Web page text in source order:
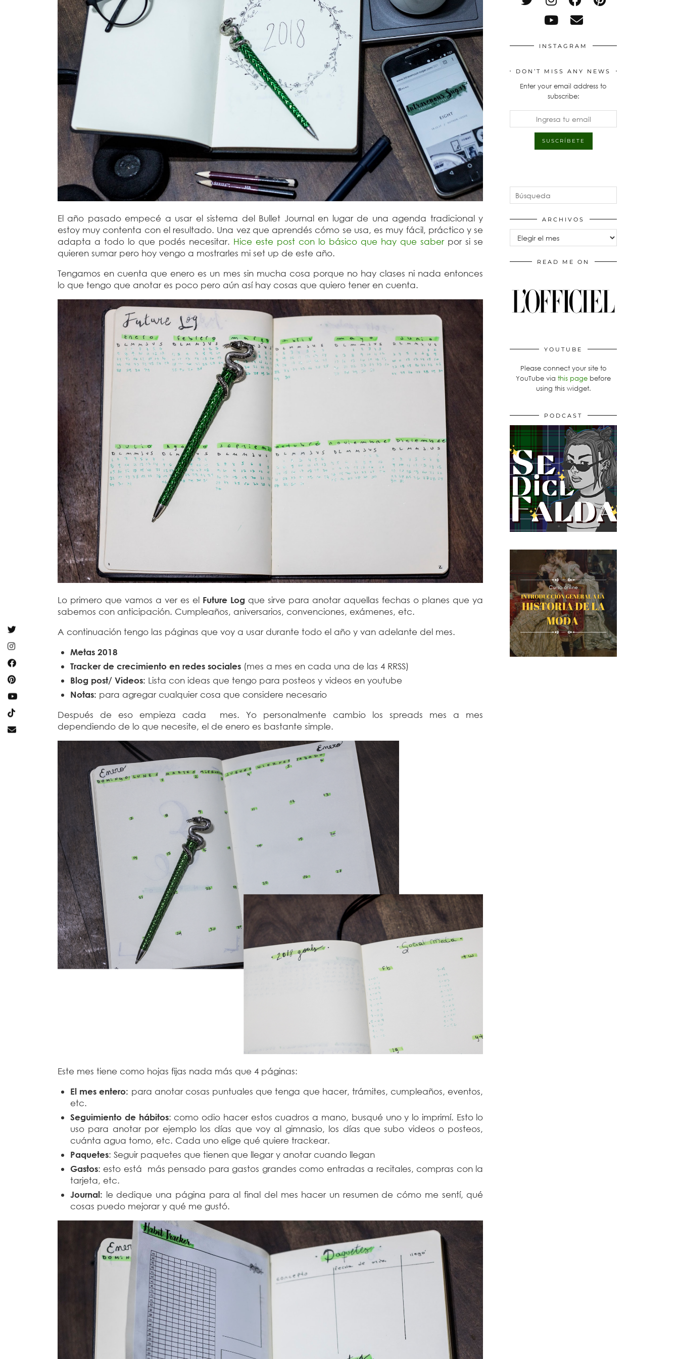
El año pasado empecé a usar el sistema del Bullet Journal en lugar de una agenda tradicional y
estoy muy contenta con el resultado. Una vez que aprendés cómo se usa, es muy fácil, práctico y se
adapta a todo lo que podés necesitar. Hice este post con lo básico que hay que saber por si se
quieren sumar pero hoy vengo a mostrarles mi set up de este año.
Tengamos en cuenta que enero es un mes sin mucha cosa porque no hay clases ni nada entonces
lo que tengo que anotar es poco pero aún así hay cosas que quiero tener en cuenta.
Lo primero que vamos a ver es el Future Log que sirve para anotar aquellas fechas o planes que ya
sabemos con anticipación. Cumpleaños, aniversarios, convenciones, exámenes, etc.
A continuación tengo las páginas que voy a usar durante todo el año y van adelante del mes.
Metas 2018
Tracker de crecimiento en redes sociales (mes a mes en cada una de las 4 RRSS)
Blog post/ Videos: Lista con ideas que tengo para posteos y videos en youtube
Notas: para agregar cualquier cosa que considere necesario
Después de eso empieza cada mes. Yo personalmente cambio los spreads mes a mes
dependiendo de lo que necesite, el de enero es bastante simple.
Este mes tiene como hojas fijas nada más que 4 páginas:
El mes entero: para anotar cosas puntuales que tenga que hacer, trámites, cumpleaños, eventos,
etc.
Seguimiento de hábitos: como odio hacer estos cuadros a mano, busqué uno y lo imprimí. Esto lo
uso para anotar por ejemplo los días que voy al gimnasio, los días que subo videos o posteos,
cuánta agua tomo, etc. Cada uno elige qué quiere trackear.
Paquetes: Seguir paquetes que tienen que llegar y anotar cuando llegan
Gastos: esto está más pensado para gastos grandes como entradas a recitales, compras con la
tarjeta, etc.
Journal: le dedique una página para al final del mes hacer un resumen de cómo me sentí, qué
cosas puedo mejorar y qué me gustó.
INSTAGRAM
DON’T MISS ANY NEWS
Enter your email address to
subscribe:
ARCHIVOS
Archivos
READ ME ON
YOUTUBE
Please connect your site to
YouTube viathis page before
using this widget.
PODCAST